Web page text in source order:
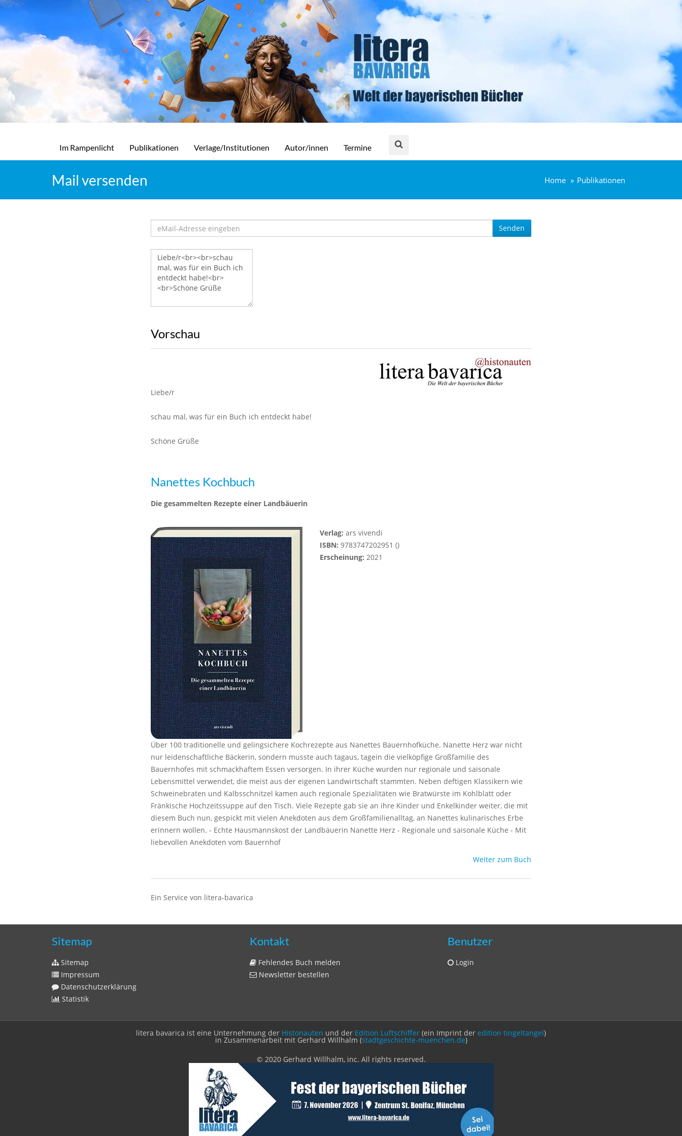
Im Rampenlicht Publikationen Verlage/Institutionen Autor/innen Termine
Mail versenden Home Publikationen
Senden
Vorschau
Liebe/r
schau mal, was für ein Buch ich entdeckt habe!
Schöne Grüße
Nanettes Kochbuch
Die gesammelten Rezepte einer Landbäuerin
Verlag: ars vivendi
ISBN: 9783747202951 ()
Erscheinung: 2021
Über 100 traditionelle und gelingsichere Kochrezepte aus Nanettes Bauernhofküche. Nanette Herz war nicht
nur leidenschaftliche Bäckerin, sondern musste auch tagaus, tagein die vielköpfige Großfamilie des
Bauernhofes mit schmackhaftem Essen versorgen. In ihrer Küche wurden nur regionale und saisonale
Lebensmittel verwendet, die meist aus der eigenen Landwirtschaft stammten. Neben deftigen Klassikern wie
Schweinebraten und Kalbsschnitzel kamen auch regionale Spezialitäten wie Bratwürste im Kohlblatt oder
Fränkische Hochzeitssuppe auf den Tisch. Viele Rezepte gab sie an ihre Kinder und Enkelkinder weiter, die mit
diesem Buch nun, gespickt mit vielen Anekdoten aus dem Großfamilienalltag, an Nanettes kulinarisches Erbe
erinnern wollen. - Echte Hausmannskost der Landbäuerin Nanette Herz - Regionale und saisonale Küche - Mit
liebevollen Anekdoten vom Bauernhof
Weiter zum Buch
Ein Service von litera-bavarica
Sitemap
Sitemap
Impressum
Datenschutzerklärung
Statistik
Kontakt
Fehlendes Buch melden
Newsletter bestellen
Benutzer
Login
litera bavarica ist eine Unternehmung der Histonauten und der Edition Luftschiffer (ein Imprint der edition tingeltangel)
in Zusammenarbeit mit Gerhard Willhalm (stadtgeschichte-muenchen.de)
© 2020 Gerhard Willhalm, inc. All rights reserved.